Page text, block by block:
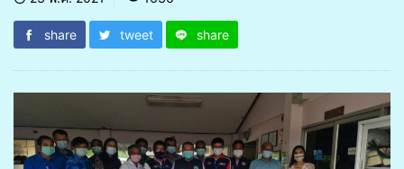
share tweet share